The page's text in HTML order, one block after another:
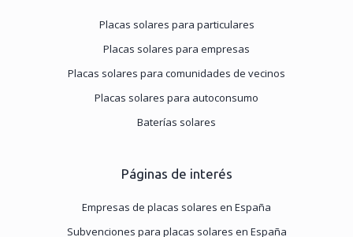
Placas solares para particulares
Placas solares para empresas
Placas solares para comunidades de vecinos
Placas solares para autoconsumo
Baterías solares
Páginas de interés
Empresas de placas solares en España
Subvenciones para placas solares en España